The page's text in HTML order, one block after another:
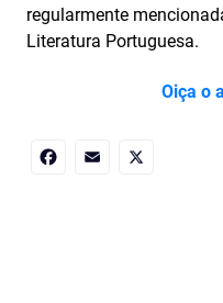
regularmente
Literatura Portuguesa.
Oiça o